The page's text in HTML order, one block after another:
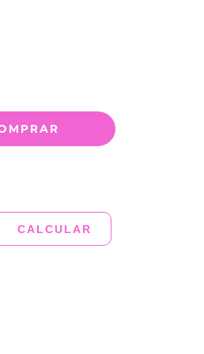
CALCULAR